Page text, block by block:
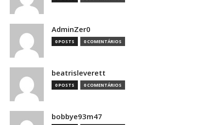
AdminZer0
0 POSTS 0 COMENTÁRIOS
beatrisleverett
0 POSTS 0 COMENTÁRIOS
bobbye93m47